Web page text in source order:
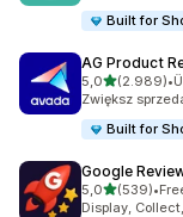
Built for
AG Product
5,05 yıldız
(2.989)
toplam 2989 •
Zwiększ
Built for
Google
5,05 yıldız
(539)
toplam 539•
Display,